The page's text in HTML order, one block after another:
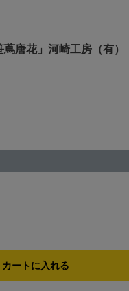
唐花」河崎工房（有
カートに入れる